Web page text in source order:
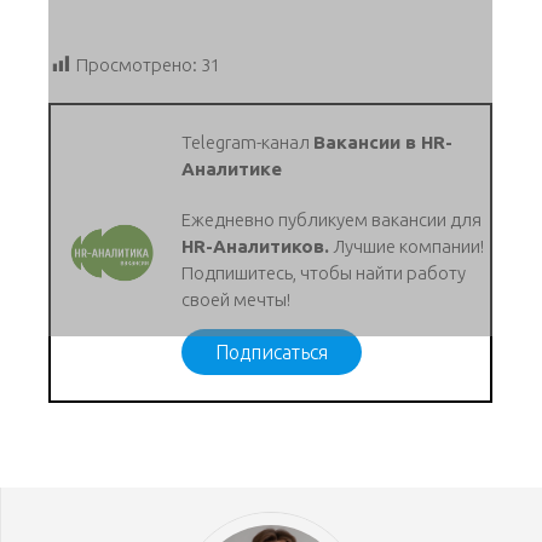
Просмотрено: 31
Telegram-канал Вакансии в HR-
Аналитике
Ежедневно публикуем вакансии для
HR-Аналитиков. Лучшие компании!
Подпишитесь, чтобы найти работу
своей мечты!
Подписаться